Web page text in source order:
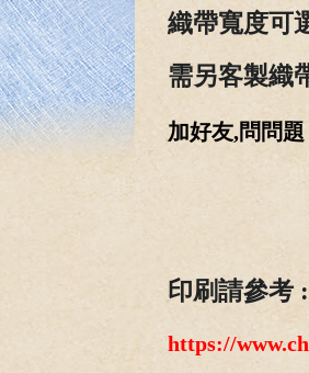
織帶寬度可
需另客製織
加好友,問問
印刷請參考 :
https://